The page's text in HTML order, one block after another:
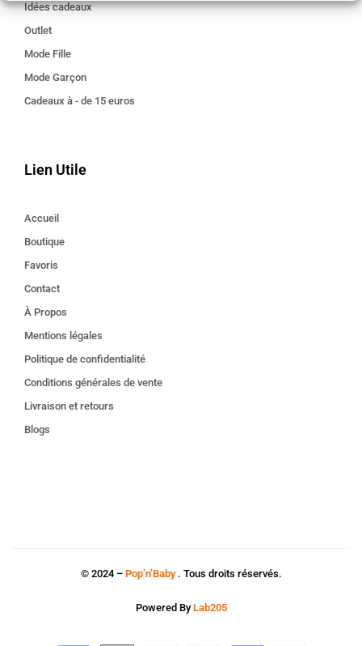
Idées cadeaux
Outlet
Mode Fille
Mode Garçon
Cadeaux à - de 15 euros
Lien Utile
Accueil
Boutique
Favoris
Contact
À Propos
Mentions légales
Politique de confidentialité
Conditions générales de vente
Livraison et retours
Blogs
© 2024 – Pop’n’Baby. Tous droits réservés.
Powered By Lab205